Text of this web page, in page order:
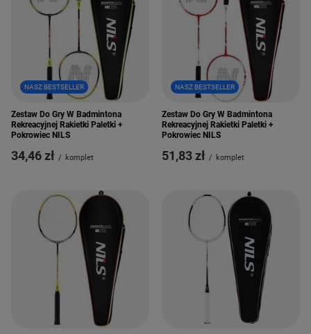
NASZ BESTSELLER
Zestaw Do Gry W Badmintona
Rekreacyjnej Rakietki Paletki +
Pokrowiec NILS
34,46 zł / komplet
NASZ BESTSELLER
Zestaw Do Gry W Badmintona
Rekreacyjnej Rakietki Paletki +
Pokrowiec NILS
51,83 zł / komplet